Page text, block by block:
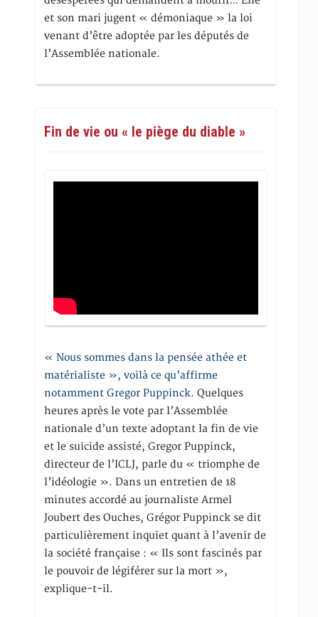
et son mari jugent « démoniaque » la loi
venant d’être adoptée par les députés de
l’Assemblée nationale.
Fin de vie ou « le piège du diable »
« Nous sommes dans la pensée athée et
matérialiste », voilà ce qu’affirme
notamment Gregor Puppinck. Quelques
heures après le vote par l’Assemblée
nationale d’un texte adoptant la fin de vie
et le suicide assisté, Gregor Puppinck,
directeur de l’ICLJ, parle du « triomphe de
l’idéologie ». Dans un entretien de 18
minutes accordé au journaliste Armel
Joubert des Ouches, Grégor Puppinck se dit
particulièrement inquiet quant à l’avenir de
la société française : « Ils sont fascinés par
le pouvoir de légiférer sur la mort »,
explique-t-il.